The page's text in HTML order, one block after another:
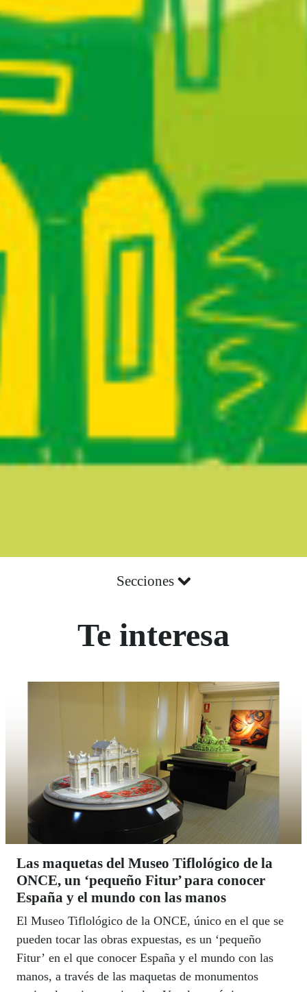
Secciones
Te interesa
Las maquetas del Museo Tiflológico de la
ONCE, un ‘pequeño Fitur’ para conocer
España y el mundo con las manos
El Museo Tiflológico de la ONCE, único en el que se
pueden tocar las obras expuestas, es un ‘pequeño
Fitur’ en el que conocer España y el mundo con las
manos, a través de las maquetas de monumentos